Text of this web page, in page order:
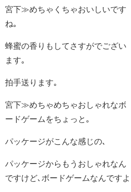
宮下≫めちゃくちゃおいしいです
ね｡
蜂蜜の香りもしてさすがでござい
ます｡
拍手送ります｡
宮下≫めちゃめちゃおしゃれなボ
ードゲームをちょっと｡
パッケージがこんな感じの､
パッケージからもうおしゃれなん
ですけど､ボードゲームなんですよ